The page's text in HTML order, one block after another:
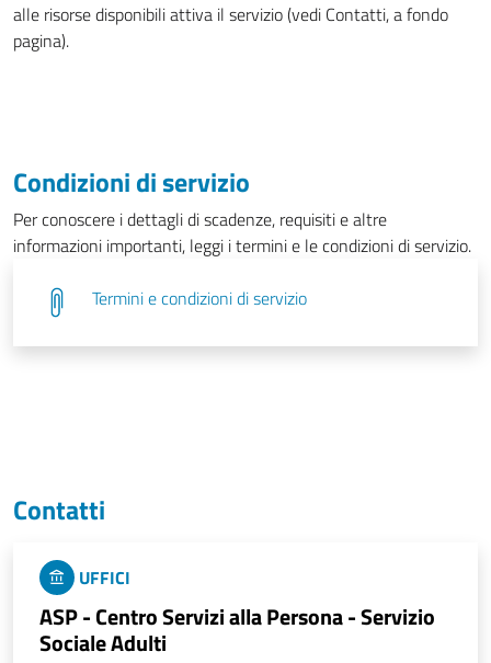
alle risorse disponibili attiva il servizio (vedi Contatti, a fondo
pagina).
Condizioni di servizio
Per conoscere i dettagli di scadenze, requisiti e altre
informazioni importanti, leggi i termini e le condizioni di servizio.
Termini e condizioni di servizio
Contatti
UFFICI
ASP - Centro Servizi alla Persona - Servizio
Sociale Adulti